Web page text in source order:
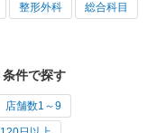
整形外科 総合科目
件で探す
店舗数1～9